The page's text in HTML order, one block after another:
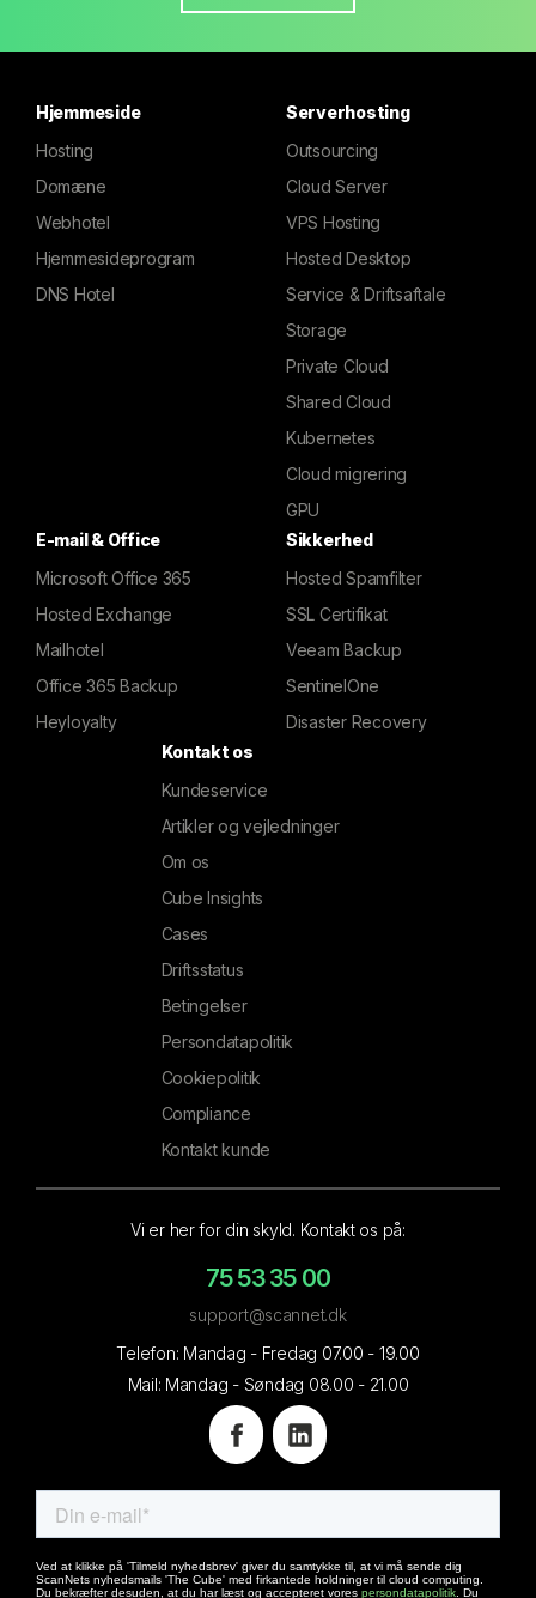
Hjemmeside
Hosting
Domæne
Webhotel
Hjemmesideprogram
DNS Hotel
Serverhosting
Outsourcing
Cloud Server
VPS Hosting
Hosted Desktop
Service & Driftsaftale
Storage
Private Cloud
Shared Cloud
Kubernetes
Cloud migrering
GPU
E-mail & Office
Microsoft Office 365
Hosted Exchange
Mailhotel
Office 365 Backup
Heyloyalty
Sikkerhed
Hosted Spamfilter
SSL Certifikat
Veeam Backup
SentinelOne
Disaster Recovery
Kontakt os
Kundeservice
Artikler og vejledninger
Om os
Cube Insights
Cases
Driftsstatus
Betingelser
Persondatapolitik
Cookiepolitik
Compliance
Kontakt kunde
Vi er her for din skyld. Kontakt os på:
75 53 35 00
support@scannet.dk
Telefon: Mandag - Fredag 07.00 - 19.00
Mail: Mandag - Søndag 08.00 - 21.00